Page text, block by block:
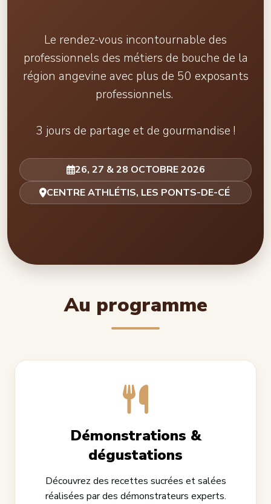
Le rendez-vous incontournable des
professionnels des métiers de bouche de la
région angevine avec plus de 50 exposants
professionnels.
3 jours de partage et de gourmandise !
26, 27 & 28 OCTOBRE 2026
CENTRE ATHLÉTIS, LES PONTS-DE-CÉ
Au programme
Démonstrations &
dégustations
Découvrez des recettes sucrées et salées
réalisées par des démonstrateurs experts.